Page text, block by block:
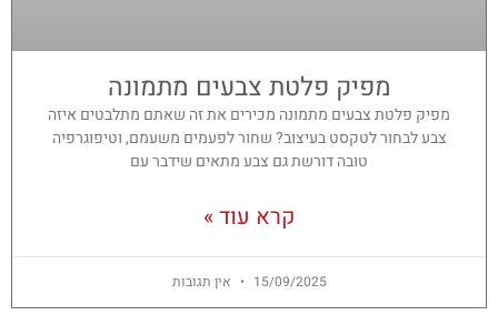
מפיק פלטת צבעים מתמונה
מפיק פלטת צבעים מתמונה מכירים את זה שאתם מתלבטים איזה
צבע לבחור לטקסט בעיצוב? שחור לפעמים משעמם, וטיפוגרפיה
טובה דורשת גם צבע מתאים שידבר עם
קרא עוד »
15/09/2025 אין תגובות